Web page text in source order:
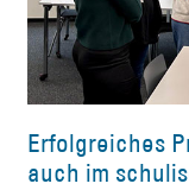
Erfolgreiches
auch im